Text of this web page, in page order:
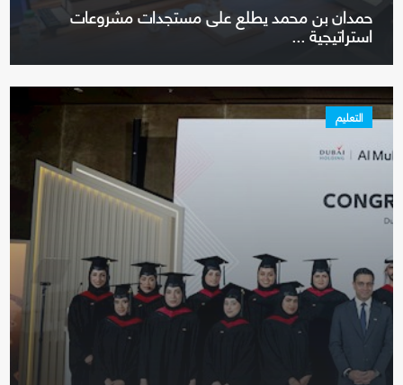
حمدان بن محمد يطلع على مستجدات مشروعات
استراتيجية ...
التعليم